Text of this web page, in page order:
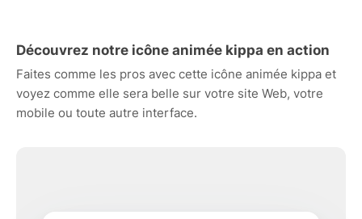
Découvrez notre icône animée kippa en action
Faites comme les pros avec cette icône animée kippa et
voyez comme elle sera belle sur votre site Web, votre
mobile ou toute autre interface.